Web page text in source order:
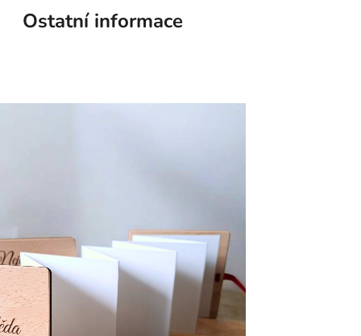
Ostatní informace